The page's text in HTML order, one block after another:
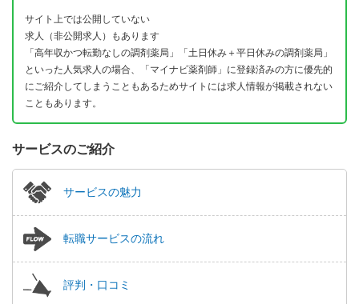
サイト上では公開していない
求人（非公開求人）もあります
「高年収かつ転勤なしの調剤薬局」「土日休み＋平日休みの調剤薬局」
といった人気求人の場合、「マイナビ薬剤師」に登録済みの方に優先的
にご紹介してしまうこともあるためサイトには求人情報が掲載されない
こともあります。
サービスのご紹介
サービスの魅力
転職サービスの流れ
評判・口コミ